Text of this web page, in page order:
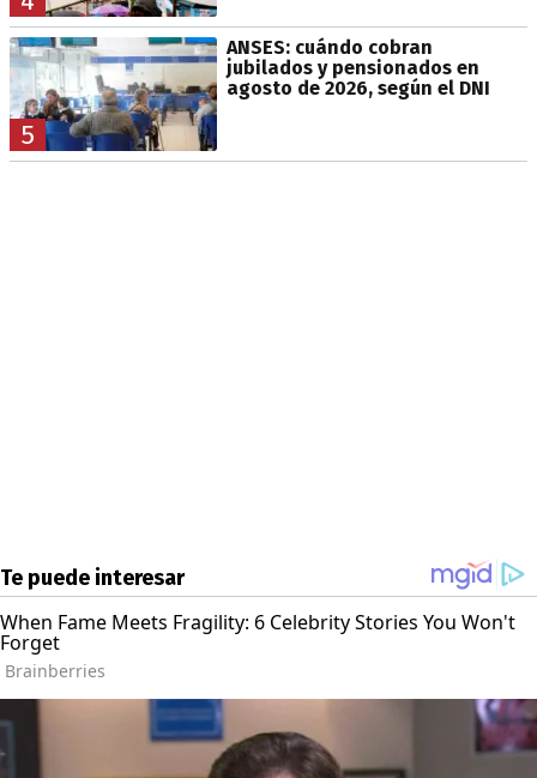
5
ANSES: cuándo cobran
jubilados y pensionados en
agosto de 2026, según el DNI